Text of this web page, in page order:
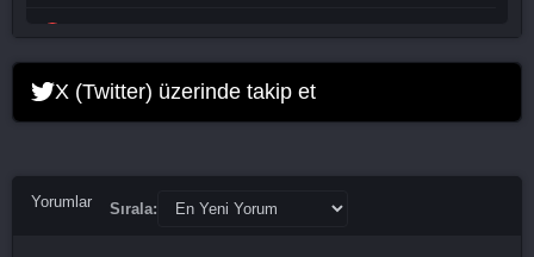
Eve 15. Bölüm
X (Twitter) üzerinde takip et
Yorumlar Sırala: